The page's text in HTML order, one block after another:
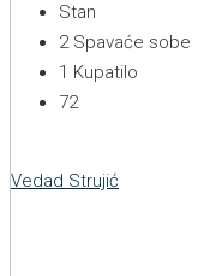
Stan
2 Spavaće sobe
1 Kupatilo
72
Vedad Strujić